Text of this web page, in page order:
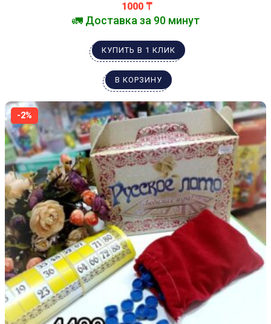
1000 ₸
🚛 Доставка за 90 минут
КУПИТЬ В 1 КЛИК
В КОРЗИНУ
-2%